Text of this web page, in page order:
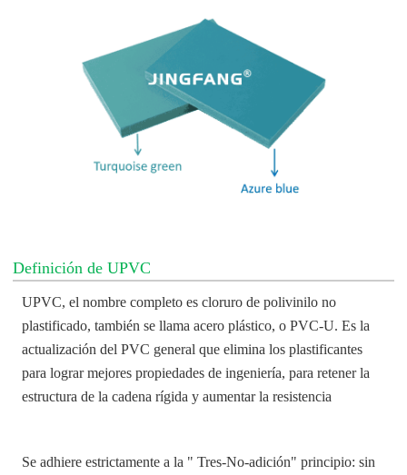
Definición de UPVC
UPVC, el nombre completo es cloruro de polivinilo no
plastificado, también se llama acero plástico, o PVC-U. Es la
actualización del PVC general que elimina los plastificantes
para lograr mejores propiedades de ingeniería, para retener la
estructura de la cadena rígida y aumentar la resistencia
Se adhiere estrictamente a la " Tres-No-adición" principio: sin